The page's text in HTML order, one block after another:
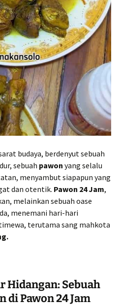
budaya, berdenyut sebuah
sebuah pawon yang selalu
menyambut siapapun yang
dan otentik. Pawon 24 Jam,
melainkan sebuah oase
menemani hari-hari
terutama sang mahkota
Hidangan: Sebuah
di Pawon 24 Jam